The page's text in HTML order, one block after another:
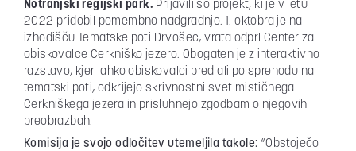
Notranjski regijski park. Prijavili so projekt, ki je v letu
2022 pridobil pomembno nadgradnjo. 1. oktobra je na
izhodišču Tematske poti Drvošec, vrata odprl Center za
obiskovalce Cerkniško jezero. Obogaten je z interaktivno
razstavo, kjer lahko obiskovalci pred ali po sprehodu na
tematski poti, odkrijejo skrivnostni svet mističnega
Cerkniškega jezera in prisluhnejo zgodbam o njegovih
preobrazbah.
Komisija je svojo odločitev utemeljila takole: “Obstoječo